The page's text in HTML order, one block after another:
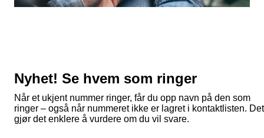
Nyhet! Se hvem som ringer
Når et ukjent nummer ringer, får du opp navn på den som
ringer – også når nummeret ikke er lagret i kontaktlisten. Det
gjør det enklere å vurdere om du vil svare.